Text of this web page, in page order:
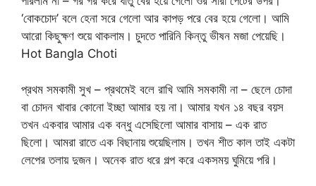
‘বোকচোদ’ বলে হেনা সরে গেলো আর কাপড় পরে বের হয়ে গেলো। আমি
আরো কিছুক্ষণ শুয়ে থাকলাম। চুদতে পারিনি কিন্তু ভীষন মজা পেয়েছি।
Hot Bangla Choti
প্রথম সমকামী সুখ – প্রথমেই বলে রাখি আমি সমকামী না – ছেলে চোদা
বা চোদন খাবার কোনো ইচ্ছা আমার হয় না। আমার যখন ১৪ বছর বয়স
তখন একবার আমার এক বন্ধু এসেছিলো আমার বাসায় – এক রাত
ছিলো। আমরা রাতে এক বিছানায় শুয়েছিলাম। তখন শীত কাল তাই একটা
লেপের তলায় দুজন। অনেক রাত ধরে গল্প করে একসময় ঘুমিয়ে পরি।